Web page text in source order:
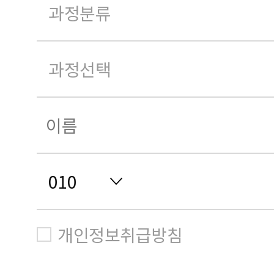
개인정보취급방침